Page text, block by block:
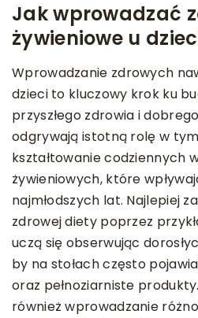
Jak wprowadzać
żywieniowe u
Wprowadzanie zdrowych
dzieci to kluczowy krok ku
przyszłego zdrowia i
odgrywają istotną rolę w
kształtowanie codziennych
żywieniowych, które
najmłodszych lat. Najlepiej
zdrowej diety poprzez
uczą się obserwując
by na stołach często
oraz pełnoziarniste
również wprowadzanie